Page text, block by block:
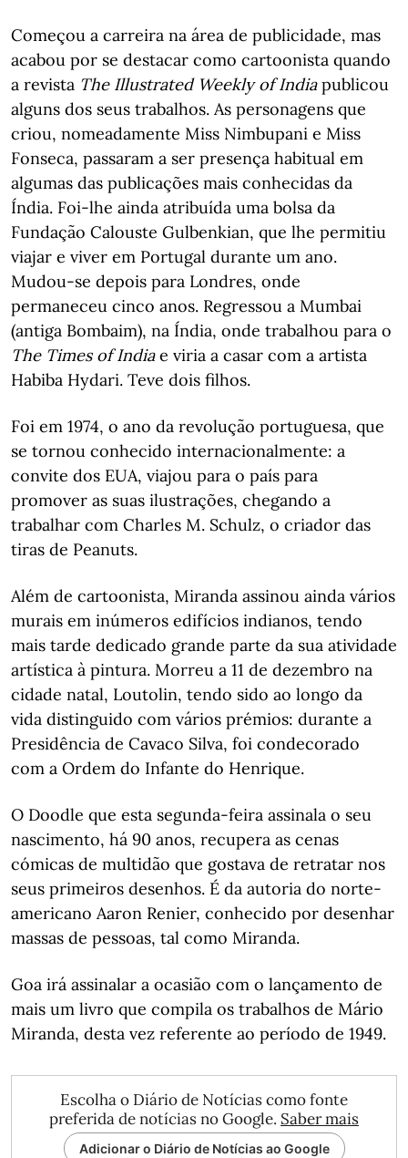
Começou a carreira na área de publicidade, mas
acabou por se destacar como cartoonista quando
a revista The Illustrated Weekly of Indiapublicou
alguns dos seus trabalhos. As personagens que
criou, nomeadamente Miss Nimbupani e Miss
Fonseca, passaram a ser presença habitual em
algumas das publicações mais conhecidas da
Índia. Foi-lhe ainda atribuída uma bolsa da
Fundação Calouste Gulbenkian, que lhe permitiu
viajar e viver em Portugal durante um ano.
Mudou-se depois para Londres, onde
permaneceu cinco anos. Regressou a Mumbai
(antiga Bombaim), na Índia, onde trabalhou para o
The Times of Indiae viria a casar com a artista
Habiba Hydari. Teve dois filhos.
Foi em 1974, o ano da revolução portuguesa, que
se tornou conhecido internacionalmente: a
convite dos EUA, viajou para o país para
promover as suas ilustrações, chegando a
trabalhar com Charles M. Schulz, o criador das
tiras de Peanuts.
Além de cartoonista, Miranda assinou ainda vários
murais em inúmeros edifícios indianos, tendo
mais tarde dedicado grande parte da sua atividade
artística à pintura. Morreu a 11 de dezembro na
cidade natal, Loutolin, tendo sido ao longo da
vida distinguido com vários prémios: durante a
Presidência de Cavaco Silva, foi condecorado
com a Ordem do Infante do Henrique.
O Doodle que esta segunda-feira assinala o seu
nascimento, há 90 anos, recupera as cenas
cómicas de multidão que gostava de retratar nos
seus primeiros desenhos. É da autoria do norte-
americano Aaron Renier, conhecido por desenhar
massas de pessoas, tal como Miranda.
Goa irá assinalar a ocasião com o lançamento de
mais um livro que compila os trabalhos de Mário
Miranda, desta vez referente ao período de 1949.
Escolha o Diário de Notícias como fonte
preferida de notícias no Google. Saber mais
Adicionar o Diário de Notícias ao Google